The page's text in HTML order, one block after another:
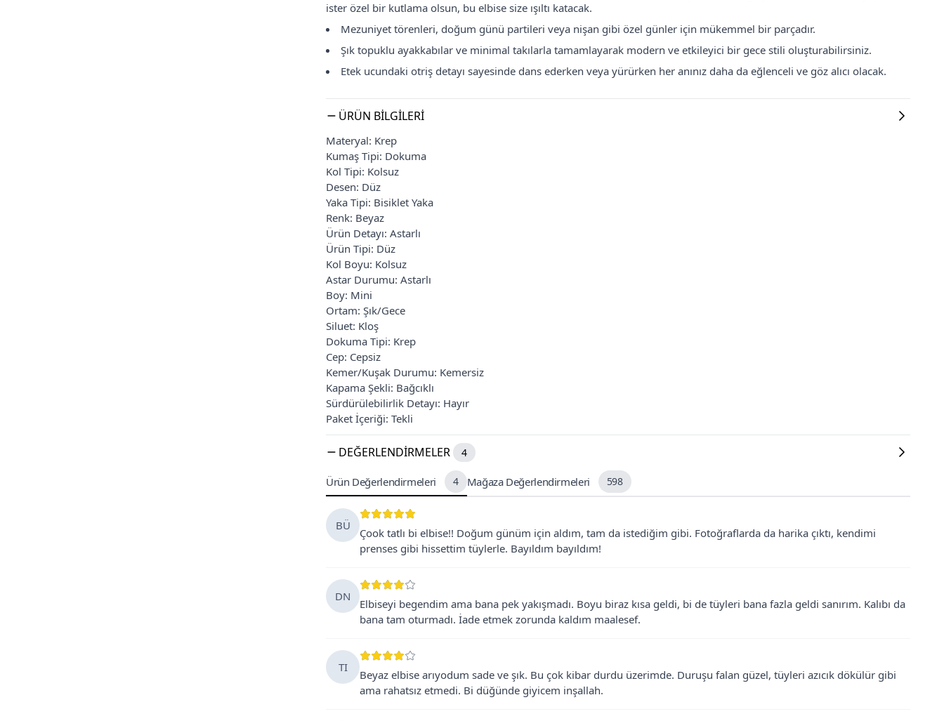
ister özel bir kutlama olsun, bu elbise size ışıltı katacak.
Mezuniyet törenleri, doğum günü partileri veya nişan gibi özel günler için mükemmel bir parçadır.
Şık topuklu ayakkabılar ve minimal takılarla tamamlayarak modern ve etkileyici bir gece stili oluşturabilirsiniz.
Etek ucundaki otriş detayı sayesinde dans ederken veya yürürken her anınız daha da eğlenceli ve göz alıcı olacak.
ÜRÜN BILGILERI
Materyal: Krep
Kumaş Tipi: Dokuma
Kol Tipi: Kolsuz
Desen: Düz
Yaka Tipi: Bisiklet Yaka
Renk: Beyaz
Ürün Detayı: Astarlı
Ürün Tipi: Düz
Kol Boyu: Kolsuz
Astar Durumu: Astarlı
Boy: Mini
Ortam: Şık/Gece
Siluet: Kloş
Dokuma Tipi: Krep
Cep: Cepsiz
Kemer/Kuşak Durumu: Kemersiz
Kapama Şekli: Bağcıklı
Sürdürülebilirlik Detayı: Hayır
Paket İçeriği: Tekli
DEĞERLENDIRMELER 4
Ürün Değerlendirmeleri 4 Mağaza Değerlendirmeleri 598
BÜ
Çook tatlı bi elbise!! Doğum günüm için aldım, tam da istediğim gibi. Fotoğraflarda da harika çıktı, kendimi
prenses gibi hissettim tüylerle. Bayıldım bayıldım!
DN
Elbiseyi begendim ama bana pek yakışmadı. Boyu biraz kısa geldi, bi de tüyleri bana fazla geldi sanırım. Kalıbı da
bana tam oturmadı. İade etmek zorunda kaldım maalesef.
TI
Beyaz elbise arıyodum sade ve şık. Bu çok kibar durdu üzerimde. Duruşu falan güzel, tüyleri azıcık dökülür gibi
ama rahatsız etmedi. Bi düğünde giyicem inşallah.